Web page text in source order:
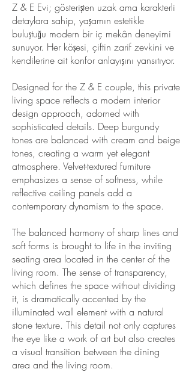
Z & E Evi; gösterişten uzak ama karakterli
detaylara sahip, yaşamın estetikle
buluştuğu modern bir iç mekân deneyimi
sunuyor. Her köşesi, çiftin zarif zevkini ve
kendilerine ait konfor anlayışını yansıtıyor.
Designed for the Z & E couple, this private
living space reflects a modern interior
design approach, adorned with
sophisticated details. Deep burgundy
tones are balanced with cream and beige
tones, creating a warm yet elegant
atmosphere. Velvet-textured furniture
emphasizes a sense of softness, while
reflective ceiling panels add a
contemporary dynamism to the space.
The balanced harmony of sharp lines and
soft forms is brought to life in the inviting
seating area located in the center of the
living room. The sense of transparency,
which defines the space without dividing
it, is dramatically accented by the
illuminated wall element with a natural
stone texture. This detail not only captures
the eye like a work of art but also creates
a visual transition between the dining
area and the living room.